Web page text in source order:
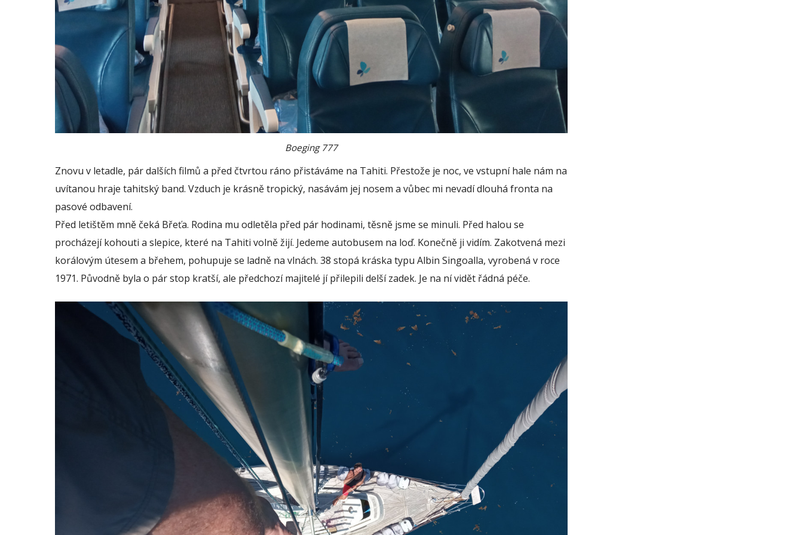
Boeging 777
Znovu v letadle, pár dalších filmů a před čtvrtou ráno přistáváme na Tahiti. Přestože je noc, ve vstupní hale nám na
uvítanou hraje tahitský band. Vzduch je krásně tropický, nasávám jej nosem a vůbec mi nevadí dlouhá fronta na
pasové odbavení.
Před letištěm mně čeká Břeťa. Rodina mu odletěla před pár hodinami, těsně jsme se minuli. Před halou se
procházejí kohouti a slepice, které na Tahiti volně žijí. Jedeme autobusem na loď. Konečně ji vidím. Zakotvená mezi
korálovým útesem a břehem, pohupuje se ladně na vlnách. 38 stopá kráska typu Albin Singoalla, vyrobená v roce
1971. Původně byla o pár stop kratší, ale předchozí majitelé jí přilepili delší zadek. Je na ní vidět řádná péče.